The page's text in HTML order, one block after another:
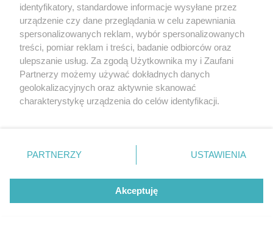
CZYTAJ TAKŻE
TEST
Voyah Free – chiński SUV za ponad
NOWOŚCI
Kia EV6 – ceny,
identyfikatory, standardowe informacje wysyłane przez
urządzenie czy dane przeglądania w celu zapewniania
spersonalizowanych reklam, wybór spersonalizowanych
treści, pomiar reklam i treści, badanie odbiorców oraz
ulepszanie usług. Za zgodą Użytkownika my i Zaufani
Partnerzy możemy używać dokładnych danych
geolokalizacyjnych oraz aktywnie skanować
charakterystykę urządzenia do celów identyfikacji.
zmienić/wycofać klikając przycisk ustawień prywatności
znajdujący się w lewym dolnym rogu strony
rodzaje przetwarzania danych nie wymagają zgody
użytkownika, ale masz prawo sprzeciwić się takiemu
PARTNERZY USTAWIENIA
Akceptuję